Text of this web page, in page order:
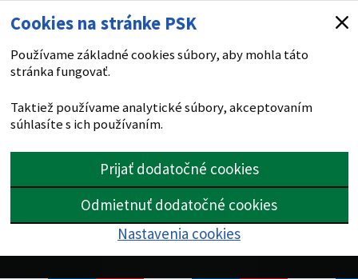
Cookies na stránke PSK
Používame základné cookies súbory, aby mohla táto
stránka fungovať.
Taktiež používame analytické súbory, akceptovaním
súhlasíte s ich používaním.
Prijať dodatočné cookies
Odmietnuť dodatočné cookies
Nastavenia cookies